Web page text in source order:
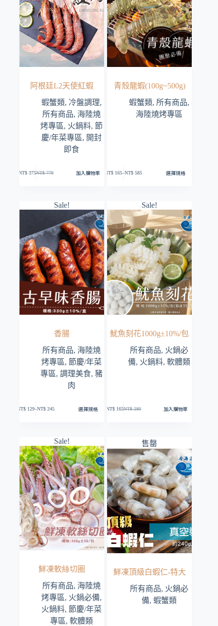
阿根廷L2天使紅蝦
蝦蟹類, 冷盤調理,
所有商品, 海陸燒
烤專區, 火鍋料,節
慶/年菜專區, 開封
即食
NT$779
NT$ 779。
NT$375
NT$ 375。
加入購物車
青殼龍蝦(100g~500g)
蝦蟹類, 所有商品,
海陸燒烤專區
NT$ 165–NT$ 585
到
NT$ 585
選擇規格
產
款
式。
可
在
產
品
頁
面
選
擇
選
項
Sale!
香腸
所有商品, 海陸燒
烤專區,節慶/年菜
專區,調理美食,豬
肉
NT$ 129–NT$ 245
價
到
NT$ 245
選擇規格
式。
Sale!
魷魚刻花1000g±10%/包
所有商品, 火鍋必
備, 火鍋料,軟體類
NT$280
原
NT$ 280。
NT$165
目
NT$ 165。
加入購物車
Sale!
鮮凍軟絲切圈
所有商品, 海陸燒
烤專區, 火鍋必備,
火鍋料,節慶/年菜
專區,軟體類
售罄
鮮凍頂級白蝦仁-特大
所有商品, 火鍋必
備, 蝦蟹類